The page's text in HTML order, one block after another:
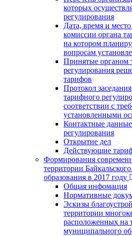
которых
регулирования
Дата, время и
комиссии органа
на котором
вопросам
Принятые органом
регулирования
тарифов
Протокол
тарифного
соответствии с
установленными
Контактные
регулирования
Открытие дел
Действующие
Формирования
территории
образования в 2017 году
Общая инфомация
Нормативные
Эскизы
территории
расположенных на
муниципального